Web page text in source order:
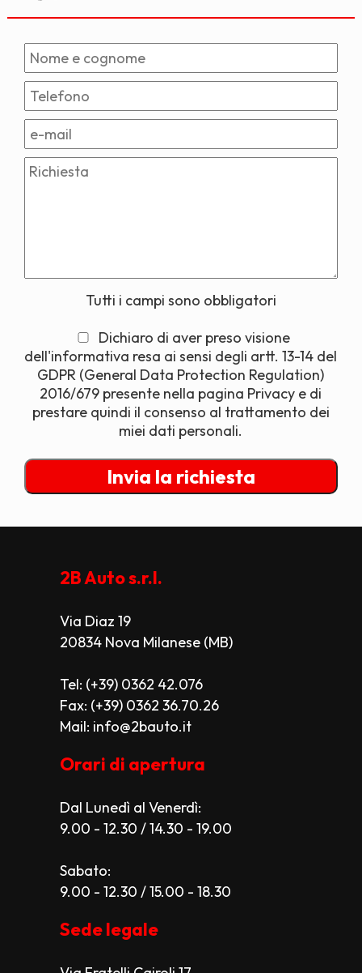
Tutti i campi sono obbligatori
Dichiaro di aver preso visione
dell'informativa resa ai sensi degli artt. 13-14 del
GDPR (General Data Protection Regulation)
2016/679 presente nella pagina Privacy e di
prestare quindi il consenso al trattamento dei
miei dati personali.
2B Auto s.r.l.
Via Diaz 19
20834 Nova Milanese (MB)
Tel: (+39) 0362 42.076
Fax: (+39) 0362 36.70.26
Mail: info@2bauto.it
Orari di apertura
Dal Lunedì al Venerdì:
9.00 - 12.30 / 14.30 - 19.00
Sabato:
9.00 - 12.30 / 15.00 - 18.30
Sede legale